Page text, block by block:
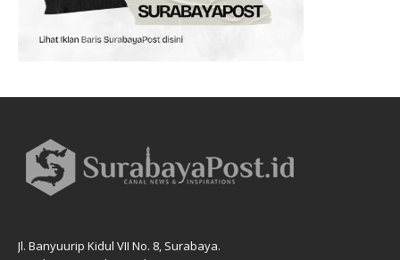
Jl. Banyuurip Kidul VII No. 8, Surabaya.